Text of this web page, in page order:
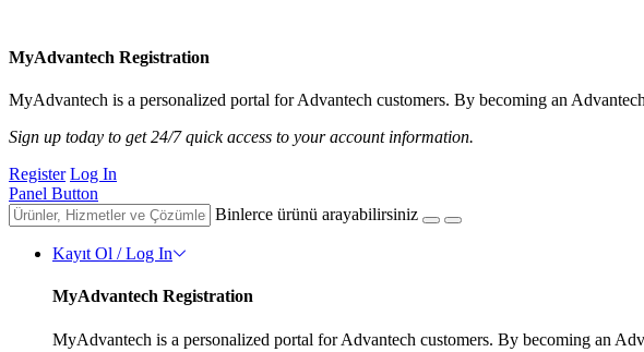
MyAdvantech Registration
MyAdvantech is a personalized portal for Advantech customers. By becoming an
Sign up today to get 24/7 quick access to your account information.
Register Log In
Panel Button
Binlerce ürünü arayabilirsiniz
Kayıt Ol / Log In
MyAdvantech Registration
MyAdvantech is a personalized portal for Advantech customers. By becoming an